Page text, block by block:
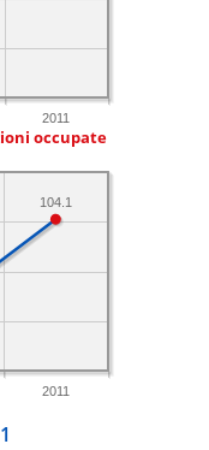
2011
occupate
2011
104.1